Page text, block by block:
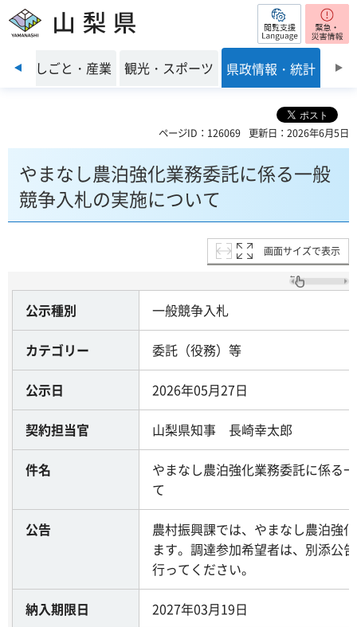
山梨県 閲覧支援
前のスライドを表示
境 しごと・産業 観光・スポーツ 県政情報・統計
ページID：126069 更新日：2026年6月5日
やまなし農泊強化業務委託に係る一般
競争入札の実施について
画面サイズで表示
公示種別 一般競争入札
カテゴリー 委託（役務）等
公示日 2026年05月27日
契約担当官 山梨県知事 長崎幸太郎
件名
やまなし農泊強化業務委託に係る
て
公告
農村振興課では、やまなし農泊強
ます。調達参加希望者は、別添公
行ってください。
納入期限日 2027年03月19日